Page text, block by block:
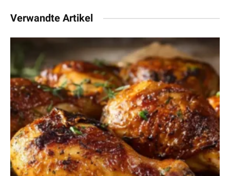
Verwandte Artikel